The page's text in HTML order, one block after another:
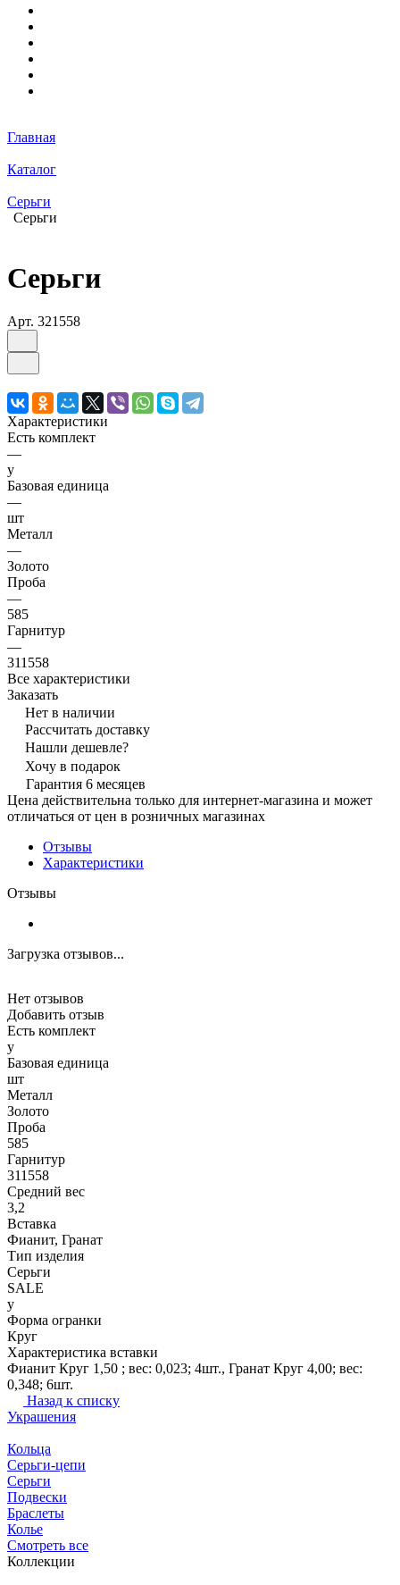
Главная
Каталог
Серьги
Серьги
Серьги
Арт. 321558
Характеристики
Есть комплект
—
y
Базовая единица
—
шт
Металл
—
Золото
Проба
—
585
Гарнитур
—
311558
Все характеристики
Заказать
Нет в наличии
Рассчитать доставку
Нашли дешевле?
Хочу в подарок
Гарантия 6 месяцев
Цена действительна только для интернет-магазина и может
отличаться от цен в розничных магазинах
Отзывы
Характеристики
Отзывы
Загрузка отзывов...
Нет отзывов
Добавить отзыв
Есть комплект
y
Базовая единица
шт
Металл
Золото
Проба
585
Гарнитур
311558
Средний вес
3,2
Вставка
Фианит, Гранат
Тип изделия
Серьги
SALE
y
Форма огранки
Круг
Характеристика вставки
Фианит Круг 1,50 ; вес: 0,023; 4шт., Гранат Круг 4,00; вес:
0,348; 6шт.
Назад к списку
Украшения
Кольца
Серьги-цепи
Серьги
Подвески
Браслеты
Колье
Смотреть все
Коллекции